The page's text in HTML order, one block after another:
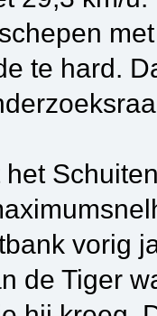
te hard.
vorig
de Tiger